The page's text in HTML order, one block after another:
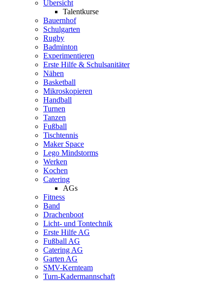
Übersicht
Talentkurse
Bauernhof
Schulgarten
Rugby
Badminton
Experimentieren
Erste Hilfe & Schulsanitäter
Nähen
Basketball
Mikroskopieren
Handball
Turnen
Tanzen
Fußball
Tischtennis
Maker Space
Lego Mindstorms
Werken
Kochen
Catering
AGs
Fitness
Band
Drachenboot
Licht- und Tontechnik
Erste Hilfe AG
Fußball AG
Catering AG
Garten AG
SMV-Kernteam
Turn-Kadermannschaft